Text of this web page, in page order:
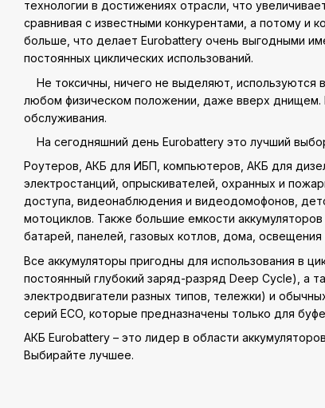
технологии в достижениях отрасли, что
сравнивая с известными конкурентами, а потому и
больше, что делает Eurobattery очень выгодными
постоянных циклических использований.
Не токсичны, ничего не выделяют, используются
любом физическом положении, даже вверх днищем.
обслуживания.
На сегодняшний день Eurobattery это лучший
Роутеров, АКБ для ИБП, компьютеров, АКБ для
электростанций, опрыскивателей, охранных и
доступа, видеонаблюдения и видеодомофонов,
мотоциклов. Также большие емкости
батарей, панелей, газовых котлов, дома, освещения
Все аккумуляторы пригодны для использования в
постоянный глубокий заряд-разряд Deep Cycle), а
электродвигатели разных типов, тележки) и
серий ECO, которые предназначены только для
АКБ Eurobattery – это лидер в области
Выбирайте лучшее.